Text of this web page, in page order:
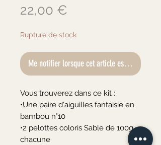
22,00 €
Rupture de stock
Me notifier lorsque cet article est disponible
Vous trouverez dans ce kit :
•Une paire d'aiguilles fantaisie en
bambou n°10
•2 pelottes coloris Sable de 100g
chacune